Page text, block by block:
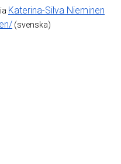
Katerina-Silva Nieminen
(svenska)